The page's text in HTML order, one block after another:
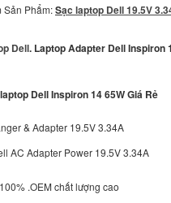
Sản Phẩm:Sạc laptop Dell19.5V
Dell. Laptop Adapter Dell Inspiron
Dell Inspiron 14 65W Giá Rẻ
& Adapter 19.5V 3.34A
AC Adapter Power 19.5V 3.34A
.OEM chất lượng cao